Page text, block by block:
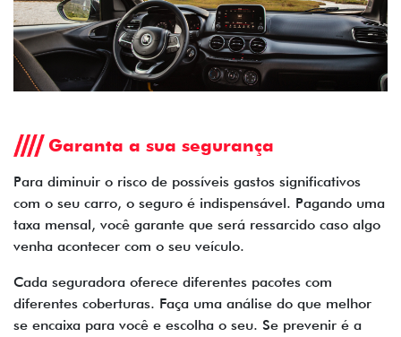
Garanta a sua segurança
Para diminuir o risco de possíveis gastos significativos
com o seu carro, o seguro é indispensável. Pagando uma
taxa mensal, você garante que será ressarcido caso algo
venha acontecer com o seu veículo.
Cada seguradora oferece diferentes pacotes com
diferentes coberturas. Faça uma análise do que melhor
se encaixa para você e escolha o seu. Se prevenir é a